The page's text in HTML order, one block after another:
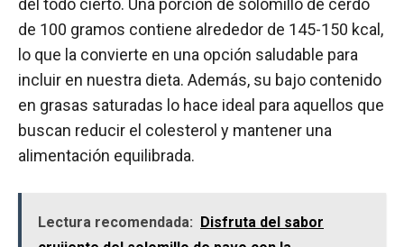
de 100 gramos contiene alrededor de 145-150 kcal,
lo que la convierte en una opción saludable para
incluir en nuestra dieta. Además, su bajo contenido
en grasas saturadas lo hace ideal para aquellos que
buscan reducir el colesterol y mantener una
alimentación equilibrada.
Lectura recomendada: Disfruta del sabor